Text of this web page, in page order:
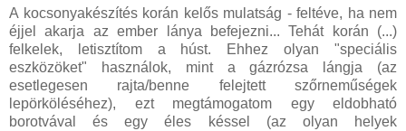
A kocsonyakészítés korán kelős mulatság - feltéve, ha nem
éjjel akarja az ember lánya befejezni... Tehát korán (...)
felkelek, letisztítom a húst. Ehhez olyan "speciális
eszközöket" használok, mint a gázrózsa lángja (az
esetlegesen rajta/benne felejtett szőrneműségek
lepörköléséhez), ezt megtámogatom egy eldobható
borotvával és egy éles késsel (az olyan helyek